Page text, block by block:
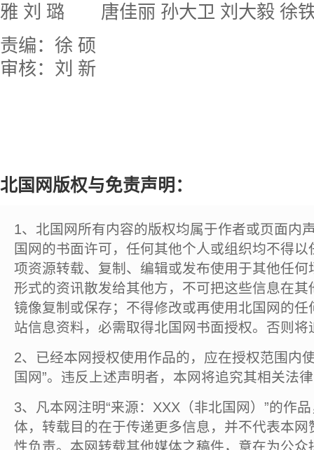
雅 刘 璐 唐佳丽 孙大卫 刘大毅 徐
责编：徐 硕
审核：刘 新
北国网版权与免责声明：
1、北国网所有内容的版权均属于作者或页面内
国网的书面许可，任何其他个人或组织均不得
项资源转载、复制、编辑或发布使用于其他任
形式的资讯散发给其他方，不可把这些信息在
镜像复制或保存；不得修改或再使用北国网的
站信息资料，必需取得北国网书面授权。否则将
2、已经本网授权使用作品的，应在授权范围内
国网”。违反上述声明者，本网将追究其相关法
3、凡本网注明“来源：XXX（非北国网）”的作
体，转载目的在于传递更多信息，并不代表本
性负责。本网转载其他媒体之稿件，意在为公